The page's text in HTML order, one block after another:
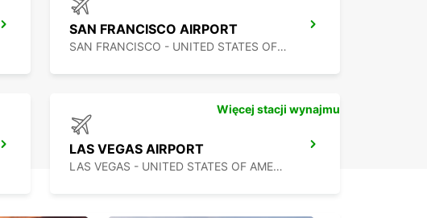
SAN FRANCISCO AIRPORT
SAN FRANCISCO - UNITED STATES OF AMERICA
LAS VEGAS AIRPORT
LAS VEGAS - UNITED STATES OF AMERICA
Więcej stacji wynajmu